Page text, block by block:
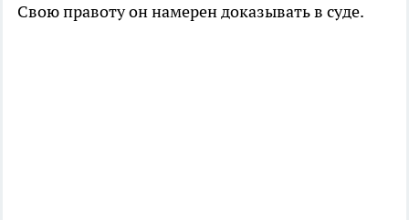
Свою правоту он намерен доказывать в суде.